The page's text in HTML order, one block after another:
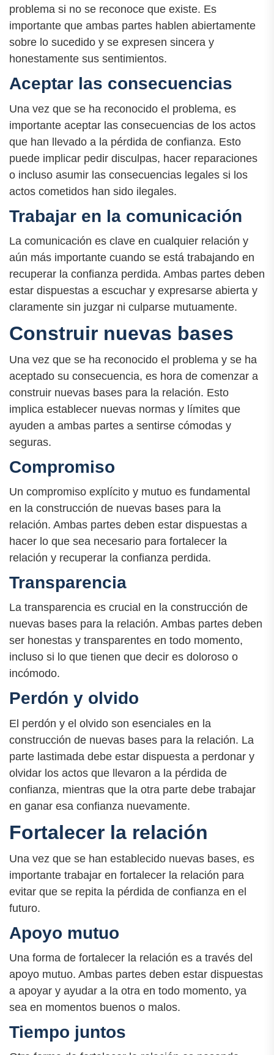
problema si no se reconoce que existe. Es
importante que ambas partes hablen abiertamente
sobre lo sucedido y se expresen sincera y
honestamente sus sentimientos.
Aceptar las consecuencias
Una vez que se ha reconocido el problema, es
importante aceptar las consecuencias de los actos
que han llevado a la pérdida de confianza. Esto
puede implicar pedir disculpas, hacer reparaciones
o incluso asumir las consecuencias legales si los
actos cometidos han sido ilegales.
Trabajar en la comunicación
La comunicación es clave en cualquier relación y
aún más importante cuando se está trabajando en
recuperar la confianza perdida. Ambas partes deben
estar dispuestas a escuchar y expresarse abierta y
claramente sin juzgar ni culparse mutuamente.
Construir nuevas bases
Una vez que se ha reconocido el problema y se ha
aceptado su consecuencia, es hora de comenzar a
construir nuevas bases para la relación. Esto
implica establecer nuevas normas y límites que
ayuden a ambas partes a sentirse cómodas y
seguras.
Compromiso
Un compromiso explícito y mutuo es fundamental
en la construcción de nuevas bases para la
relación. Ambas partes deben estar dispuestas a
hacer lo que sea necesario para fortalecer la
relación y recuperar la confianza perdida.
Transparencia
La transparencia es crucial en la construcción de
nuevas bases para la relación. Ambas partes deben
ser honestas y transparentes en todo momento,
incluso si lo que tienen que decir es doloroso o
incómodo.
Perdón y olvido
El perdón y el olvido son esenciales en la
construcción de nuevas bases para la relación. La
parte lastimada debe estar dispuesta a perdonar y
olvidar los actos que llevaron a la pérdida de
confianza, mientras que la otra parte debe trabajar
en ganar esa confianza nuevamente.
Fortalecer la relación
Una vez que se han establecido nuevas bases, es
importante trabajar en fortalecer la relación para
evitar que se repita la pérdida de confianza en el
futuro.
Apoyo mutuo
Una forma de fortalecer la relación es a través del
apoyo mutuo. Ambas partes deben estar dispuestas
a apoyar y ayudar a la otra en todo momento, ya
sea en momentos buenos o malos.
Tiempo juntos